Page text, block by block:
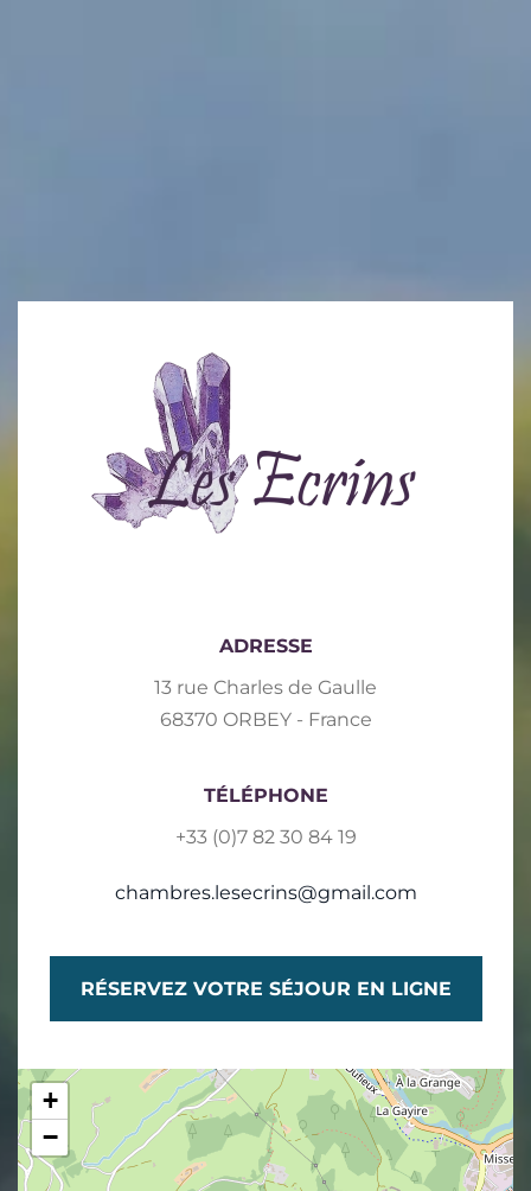
ADRESSE
13 rue Charles de Gaulle
68370 ORBEY - France
TÉLÉPHONE
+33 (0)7 82 30 84 19
chambres.lesecrins@gmail.com
RÉSERVEZ VOTRE SÉJOUR EN LIGNE
+
−